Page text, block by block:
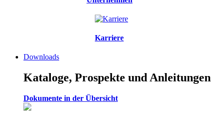
Karriere
Downloads
Kataloge, Prospekte und Anleitungen
Dokumente in der Übersicht